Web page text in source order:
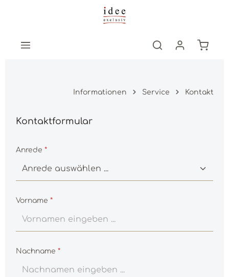
Zum Hauptinhalt springen
Informationen Service Kontakt
Kontaktformular
Anrede *
Vorname *
Nachname *